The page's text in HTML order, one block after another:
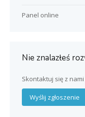
Panel online
Nie znalazłeś
Skontaktuj się z
Wyślij zgłoszenie